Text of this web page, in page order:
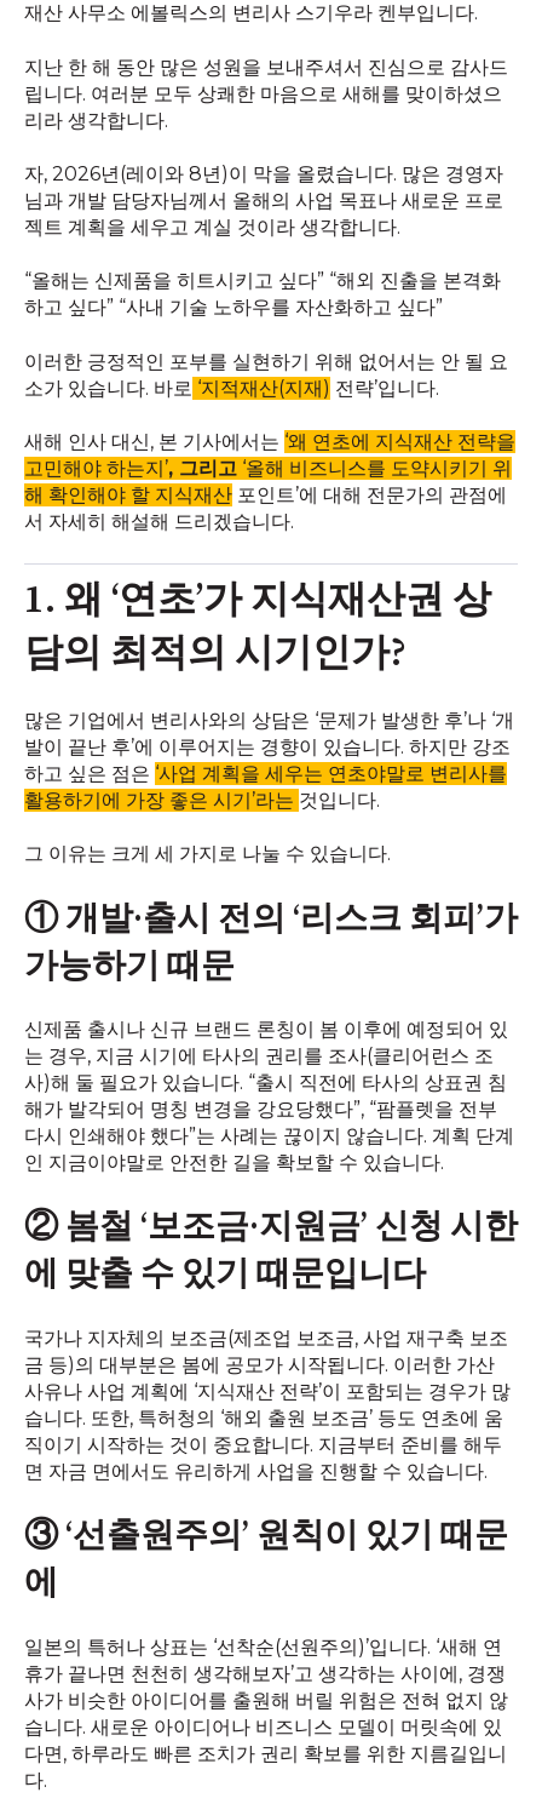
재산 사무소 에볼릭스의 변리사 스기우라 켄부입니다.
지난 한 해 동안 많은 성원을 보내주셔서 진심으로 감사드
립니다. 여러분 모두 상쾌한 마음으로 새해를 맞이하셨으
리라 생각합니다.
자, 2026년(레이와 8년)이 막을 올렸습니다. 많은 경영자
님과 개발 담당자님께서 올해의 사업 목표나 새로운 프로
젝트 계획을 세우고 계실 것이라 생각합니다.
“올해는 신제품을 히트시키고 싶다” “해외 진출을 본격화
하고 싶다” “사내 기술 노하우를 자산화하고 싶다”
이러한 긍정적인 포부를 실현하기 위해 없어서는 안 될 요
소가 있습니다. 바로 ‘지적재산(지재) 전략’입니다.
새해 인사 대신, 본 기사에서는 ‘왜 연초에 지식재산 전략을
고민해야 하는지’, 그리고 ‘올해 비즈니스를 도약시키기 위
해 확인해야 할 지식재산 포인트’에 대해 전문가의 관점에
서 자세히 해설해 드리겠습니다.
1. 왜 ‘연초’가 지식재산권 상
담의 최적의 시기인가?
많은 기업에서 변리사와의 상담은 ‘문제가 발생한 후’나 ‘개
발이 끝난 후’에 이루어지는 경향이 있습니다. 하지만 강조
하고 싶은 점은 ‘사업 계획을 세우는 연초야말로 변리사를
활용하기에 가장 좋은 시기’라는 것입니다.
그 이유는 크게 세 가지로 나눌 수 있습니다.
① 개발·출시 전의 ‘리스크 회피’가
가능하기 때문
신제품 출시나 신규 브랜드 론칭이 봄 이후에 예정되어 있
는 경우, 지금 시기에 타사의 권리를 조사(클리어런스 조
사)해 둘 필요가 있습니다. “출시 직전에 타사의 상표권 침
해가 발각되어 명칭 변경을 강요당했다”, “팜플렛을 전부
다시 인쇄해야 했다”는 사례는 끊이지 않습니다. 계획 단계
인 지금이야말로 안전한 길을 확보할 수 있습니다.
② 봄철 ‘보조금·지원금’ 신청 시한
에 맞출 수 있기 때문입니다
국가나 지자체의 보조금(제조업 보조금, 사업 재구축 보조
금 등)의 대부분은 봄에 공모가 시작됩니다. 이러한 가산
사유나 사업 계획에 ‘지식재산 전략’이 포함되는 경우가 많
습니다. 또한, 특허청의 ‘해외 출원 보조금’ 등도 연초에 움
직이기 시작하는 것이 중요합니다. 지금부터 준비를 해두
면 자금 면에서도 유리하게 사업을 진행할 수 있습니다.
③ ‘선출원주의’ 원칙이 있기 때문
에
일본의 특허나 상표는 ‘선착순(선원주의)’입니다. ‘새해 연
휴가 끝나면 천천히 생각해보자’고 생각하는 사이에, 경쟁
사가 비슷한 아이디어를 출원해 버릴 위험은 전혀 없지 않
습니다. 새로운 아이디어나 비즈니스 모델이 머릿속에 있
다면, 하루라도 빠른 조치가 권리 확보를 위한 지름길입니
다.